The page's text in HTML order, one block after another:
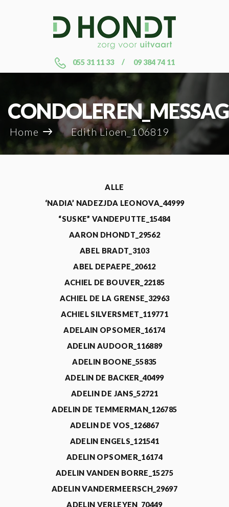
055 31 11 33 09 384 74 11
Home Edith Lioen_106819
ALLE
‘NADIA’ NADEZJDA LEONOVA_44999
“SUSKE” VANDEPUTTE_15484
AARON DHONDT_29562
ABEL BRADT_3103
ABEL DEPAEPE_20612
ACHIEL DE BOUVER_22185
ACHIEL DE LA GRENSE_32963
ACHIEL SILVERSMET_119771
ADELAIN OPSOMER_16174
ADELIN AUDOOR_116889
ADELIN BOONE_55835
ADELIN DE BACKER_40499
ADELIN DE JANS_52721
ADELIN DE TEMMERMAN_126785
ADELIN DE VOS_126867
ADELIN ENGELS_121541
ADELIN OPSOMER_16174
ADELIN VANDEN BORRE_15275
ADELIN VANDERMEERSCH_29697
ADELIN VERLEYEN_70449